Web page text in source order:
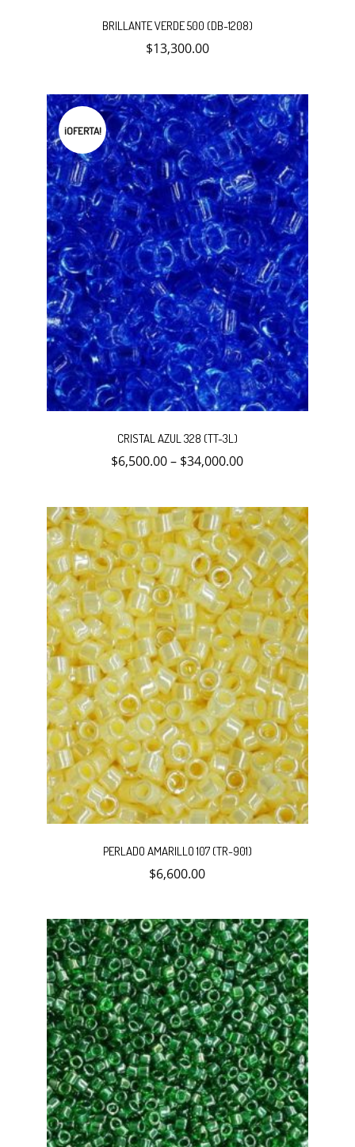
BRILLANTE VERDE 500 (DB-1208)
$13,300.00
¡OFERTA!
Este
tiene
múltiples
variantes.
se
pueden
elegir
en
la
página
de
producto
CRISTAL AZUL 328 (TT-3L)
$6,500.00– $34,000.00
PERLADO AMARILLO 107 (TR-901)
$6,600.00